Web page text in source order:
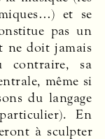
et se
pas un
ne doit jamais
contraire, sa
même si
du langage
En
à sculpter